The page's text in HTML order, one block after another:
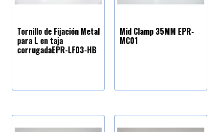
Tornillo de Fijación Metal
para L en taja
corrugadaEPR-LF03-HB
Mid Clamp 35MM EPR-
MC01